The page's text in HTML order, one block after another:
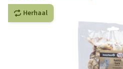
Herhaal